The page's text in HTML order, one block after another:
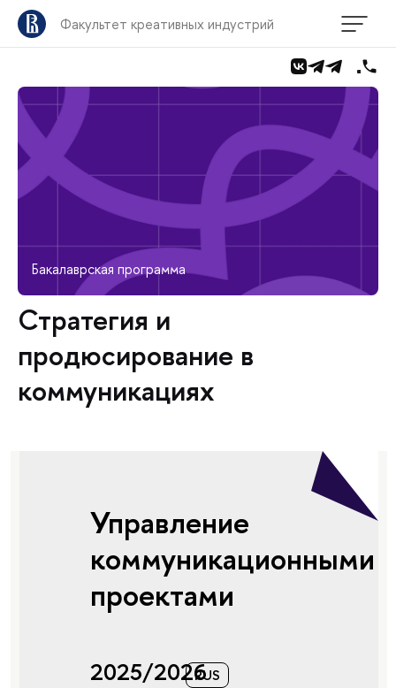
Факультет креативных индустрий
Бакалаврская программа
Стратегия и
продюсирование в
коммуникациях
Управление
коммуникационными
проектами
2025/2026RUS